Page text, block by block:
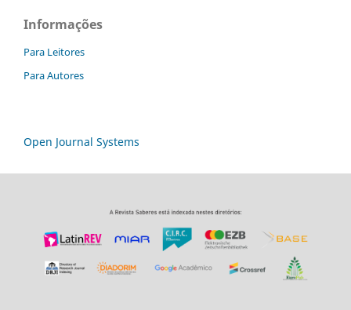
Informações
Para Leitores
Para Autores
Open Journal Systems